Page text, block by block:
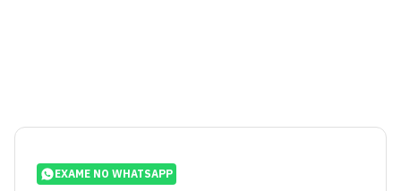
EXAME NO WHATSAPP